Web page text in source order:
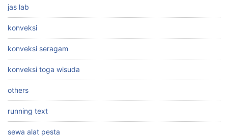
jas lab
konveksi
konveksi seragam
konveksi toga wisuda
others
running text
sewa alat pesta